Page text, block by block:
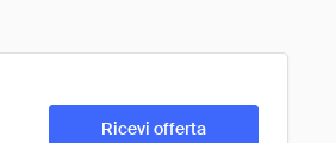
Ricevi offerta